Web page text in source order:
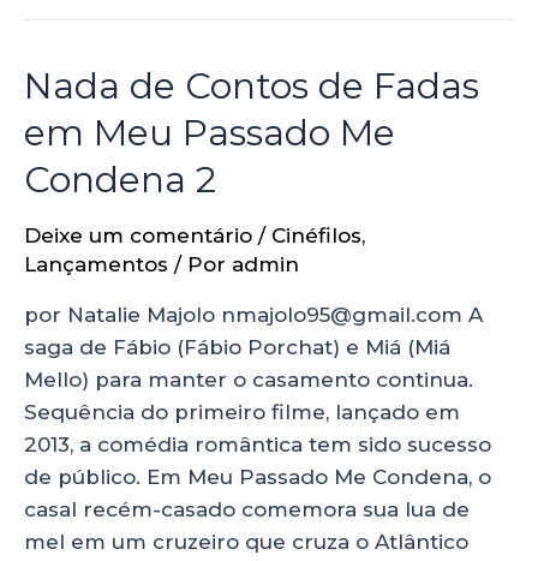
Nada de Contos de Fadas
em Meu Passado Me
Condena 2
Deixe um comentário / Cinéfilos,
Lançamentos / Por admin
por Natalie Majolo nmajolo95@gmail.com A
saga de Fábio (Fábio Porchat) e Miá (Miá
Mello) para manter o casamento continua.
Sequência do primeiro filme, lançado em
2013, a comédia romântica tem sido sucesso
de público. Em Meu Passado Me Condena, o
casal recém-casado comemora sua lua de
mel em um cruzeiro que cruza o Atlântico